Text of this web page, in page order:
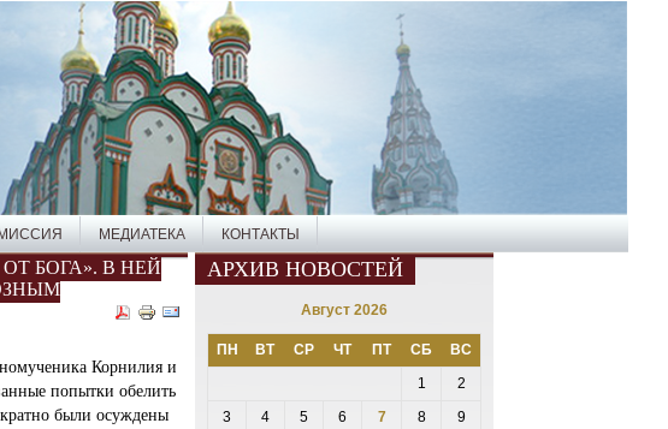
МЕДИАТЕКА КОНТАКТЫ
БОГА». В НЕЙ
Корнилия и
попытки обелить
были осуждены
АРХИВ НОВОСТЕЙ
Август 2026
ПН ВТ СР ЧТ ПТ СБ
ВС
1
2
3
4 5 6 7 8
9